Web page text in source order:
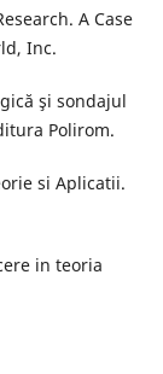
A Case
Inc.
şi sondajul
Polirom.
si Aplicatii.
in teoria